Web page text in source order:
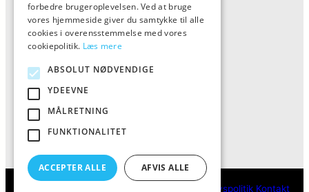
Kontakt
Oversigt artikler
ALFA
Tlf: 7876 8672
Mail:info@al-fa.dk
Cookie- og privatlivspolitik Kontakt
forbedre brugeroplevelsen. Ved at bruge
vores hjemmeside giver du samtykke til alle
cookies i overensstemmelse med vores
cookiepolitik. Læs mere
ABSOLUT NØDVENDIGE
YDEEVNE
MÅLRETNING
FUNKTIONALITET
ACCEPTER ALLE AFVIS ALLE